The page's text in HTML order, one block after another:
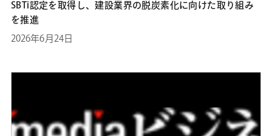
SBTi認定を取得し、建設業界の脱炭素化に向けた取り組み
を推進
2026年6月24日